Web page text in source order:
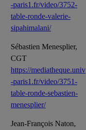
-paris1.fr/video/3752-
table-ronde-valerie-
sipahimalani/
Sébastien Menesplier,
CGT
https://mediatheque.univ
-paris1.fr/video/3751-
table-ronde-sebastien-
menesplier/
Jean-François Naton,